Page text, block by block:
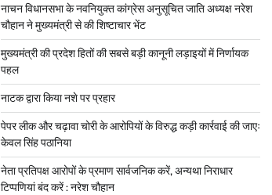
नाचन विधानसभा के नवनियुक्त कांग्रेस अनुसूचित जाति अध्यक्ष नरेश
चौहान ने मुख्यमंत्री से की शिष्टाचार भेंट
मुख्यमंत्री की प्रदेश हितों की सबसे बड़ी कानूनी लड़ाइयों में निर्णायक
पहल
नाटक द्वारा किया नशे पर प्रहार
पेपर लीक और चढ़ावा चोरी के आरोपियों के विरुद्ध कड़ी कार्रवाई की जाएः
केवल सिंह पठानिया
नेता प्रतिपक्ष आरोपों के प्रमाण सार्वजनिक करें, अन्यथा निराधार
टिप्पणियां बंद करें : नरेश चौहान